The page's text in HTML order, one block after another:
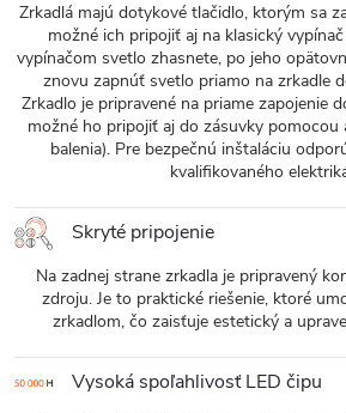
Zrkadlá majú dotykové tlačidlo, ktorým sa
možné ich pripojiť aj na klasický
vypínačom svetlo zhasnete, po jeho
znovu zapnúť svetlo priamo na zrkadle
Zrkadlo je pripravené na priame zapojenie
možné ho pripojiť aj do zásuvky pomocou
balenia). Pre bezpečnú inštaláciu
kvalifikovaného
Skryté pripojenie
Na zadnej strane zrkadla je pripravený
zdroju. Je to praktické riešenie, ktoré
zrkadlom, čo zaisťuje estetický a
Vysoká spoľahlivosť LED čipu